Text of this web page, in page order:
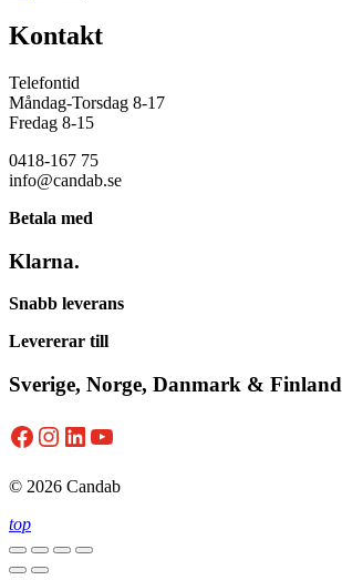
Kontakt
Telefontid
Måndag-Torsdag 8-17
Fredag 8-15
0418-167 75
info@candab.se
Betala med
Klarna.
Snabb leverans
Levererar till
Sverige, Norge, Danmark & Finland
Facebook
Instagram
LinkedIn
YouTube
© 2026 Candab
top